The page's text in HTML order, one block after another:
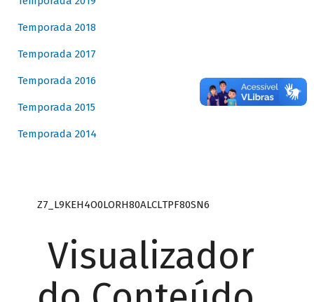
Temporada 2018
Temporada 2017
Temporada 2016
Temporada 2015
Temporada 2014
Z7_L9KEH4O0LORH80ALCLTPF80SN6
Visualizador